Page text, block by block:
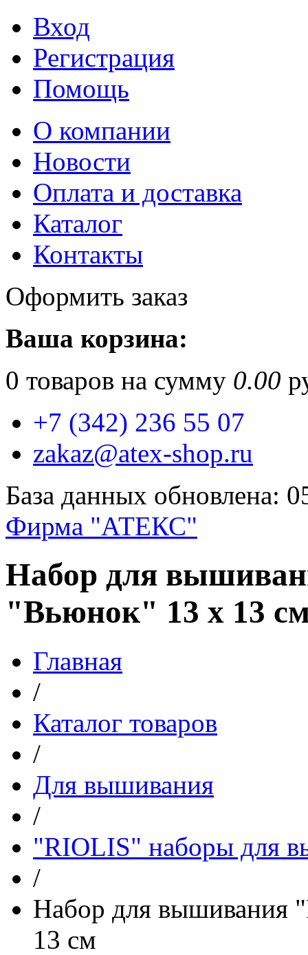
Вход
Регистрация
Помощь
О компании
Новости
Оплата и доставка
Каталог
Контакты
Оформить заказ
Ваша корзина:
0 товаров на сумму 0.00
+7 (342) 236 55 07
zakaz@atex-shop.ru
База данных обновлена:
Фирма "АТЕКС"
Набор для
"Вьюнок" 13 х 13
Главная
/
Каталог товаров
/
Для вышивания
/
"RIOLIS" наборы для
/
Набор для вышивания
13 см